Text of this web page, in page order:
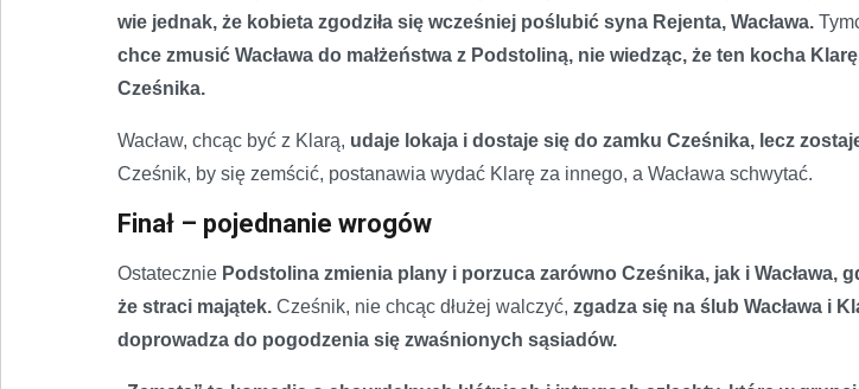
wie jednak, że kobieta zgodziła się wcześniej poślubić syna Rejenta, Wacława.
chce zmusić Wacława do małżeństwa z Podstoliną, nie wiedząc, że ten kocha
Cześnika.
Wacław, chcąc być z Klarą, udaje lokaja i dostaje się do zamku Cześnika, lecz
Cześnik, by się zemścić, postanawia wydać Klarę za innego, a Wacława schwytać.
Finał – pojednanie wrogów
Ostatecznie Podstolina zmienia plany i porzuca zarówno Cześnika, jak i Wacława,
że straci majątek. Cześnik, nie chcąc dłużej walczyć, zgadza się na ślub Wacława i
doprowadza do pogodzenia się zwaśnionych sąsiadów.